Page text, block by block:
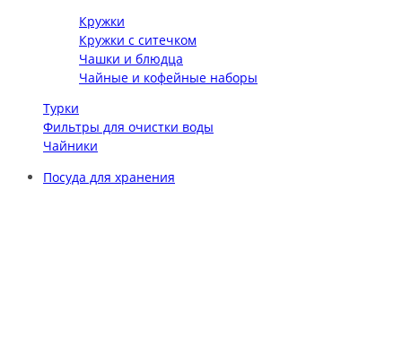
Кружки
Кружки с ситечком
Чашки и блюдца
Чайные и кофейные наборы
Турки
Фильтры для очистки воды
Чайники
Посуда для хранения